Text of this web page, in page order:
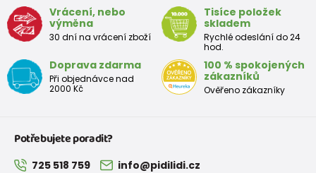
Vrácení, nebo
výměna
30 dní na vrácení zboží
Tisíce položek
skladem
Rychlé odeslání do 24
hod.
Doprava zdarma
Při objednávce nad
2000 Kč
100 % spokojených
zákazníků
Ověřeno zákazníky
Potřebujete poradit?
725 518 759 info@pidilidi.cz